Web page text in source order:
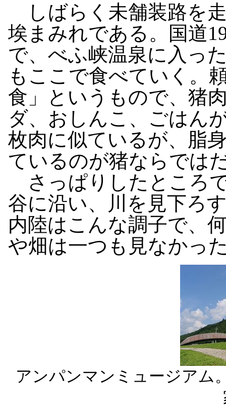
しばらく未舗装路を
埃まみれである。国道
で、べふ峡温泉に入っ
もここで食べていく。
食」というもので、猪
ダ、おしんこ、ごはん
枚肉に似ているが、脂
ているのが猪ならでは
さっぱりしたところ
谷に沿い、川を見下ろ
内陸はこんな調子で、
や畑は一つも見なかっ
アンパンマンミュージアム